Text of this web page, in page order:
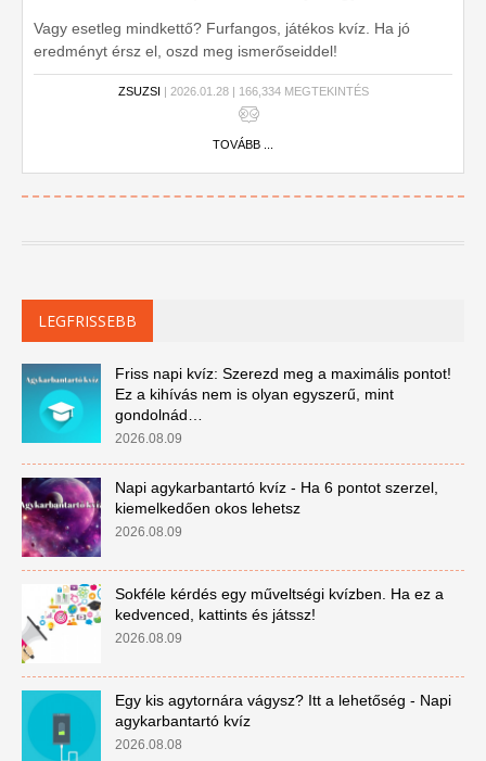
Vagy esetleg mindkettő? Furfangos, játékos kvíz. Ha jó
eredményt érsz el, oszd meg ismerőseiddel!
ZSUZSI | 2026.01.28 | 166,334 MEGTEKINTÉS
TOVÁBB ...
LEGFRISSEBB
Friss napi kvíz: Szerezd meg a maximális pontot!
Ez a kihívás nem is olyan egyszerű, mint
gondolnád…
2026.08.09
Napi agykarbantartó kvíz - Ha 6 pontot szerzel,
kiemelkedően okos lehetsz
2026.08.09
Sokféle kérdés egy műveltségi kvízben. Ha ez a
kedvenced, kattints és játssz!
2026.08.09
Egy kis agytornára vágysz? Itt a lehetőség - Napi
agykarbantartó kvíz
2026.08.08